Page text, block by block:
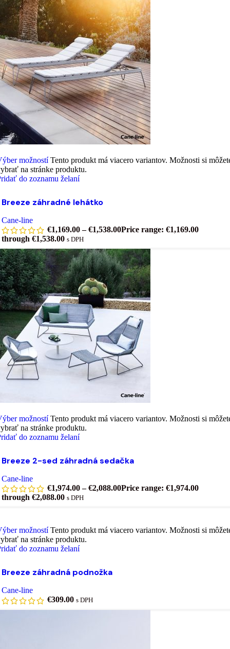
možností Tento produkt má viacero variantov. Možnosti si
na stránke produktu.
do zoznamu želaní
Breeze záhradné lehátko
Cane-line
€1,169.00 – €1,538.00Price range: €1,169.00
through €1,538.00 s DPH
možností Tento produkt má viacero variantov. Možnosti si
na stránke produktu.
do zoznamu želaní
Breeze 2-sed záhradná sedačka
Cane-line
€1,974.00 – €2,088.00Price range: €1,974.00
through €2,088.00 s DPH
možností Tento produkt má viacero variantov. Možnosti si
na stránke produktu.
do zoznamu želaní
Breeze záhradná podnožka
Cane-line
€309.00 s DPH